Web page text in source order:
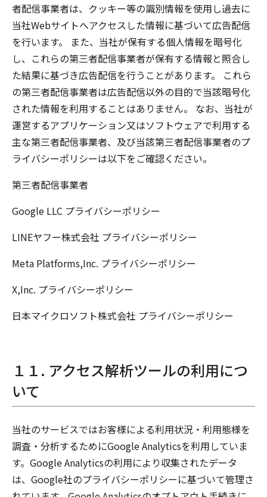
者配信事業者は、クッキー等の識別情報を使用し過去に
当社Webサイトへアクセスした情報に基づいて広告配信
を行います。 また、当社が保有する個人情報を暗号化
し、これらの第三者配信事業者が保有する情報と照合し
た結果に基づき広告配信を行うことがあります。 これら
の第三者配信事業者は広告配信以外の目的で当該暗号化
された情報を利用することはありません。 なお、当社が
運営するアプリケーション又はソフトウェアで利用する
主な第三者配信事業者、及び当該第三者配信事業者のプ
ライバシーポリシーは以下をご確認ください。
第三者配信事業者
Google LLC プライバシーポリシー
LINEヤフー株式会社 プライバシーポリシー
Meta Platforms,Inc. プライバシーポリシー
X,Inc. プライバシーポリシー
日本マイクロソフト株式会社 プライバシーポリシー
１１. アクセス解析ツールの利用につ
いて
当社のサービスではお客様による利用状況・利用態様を
調査・分析するためにGoogle Analyticsを利用していま
す。Google Analyticsの利用により収集されたデータ
は、Google社のプライバシーポリシーに基づいて管理さ